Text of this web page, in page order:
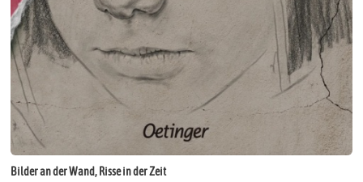
Bilder an der Wand, Risse in der Zeit